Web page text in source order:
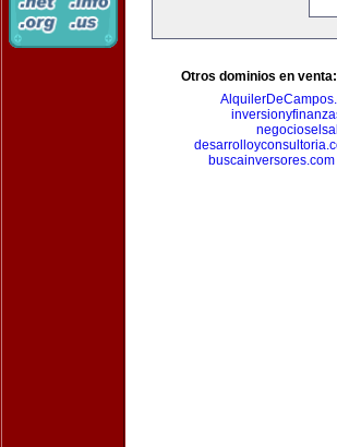
Otros dominios en venta:
buscainversores.com|